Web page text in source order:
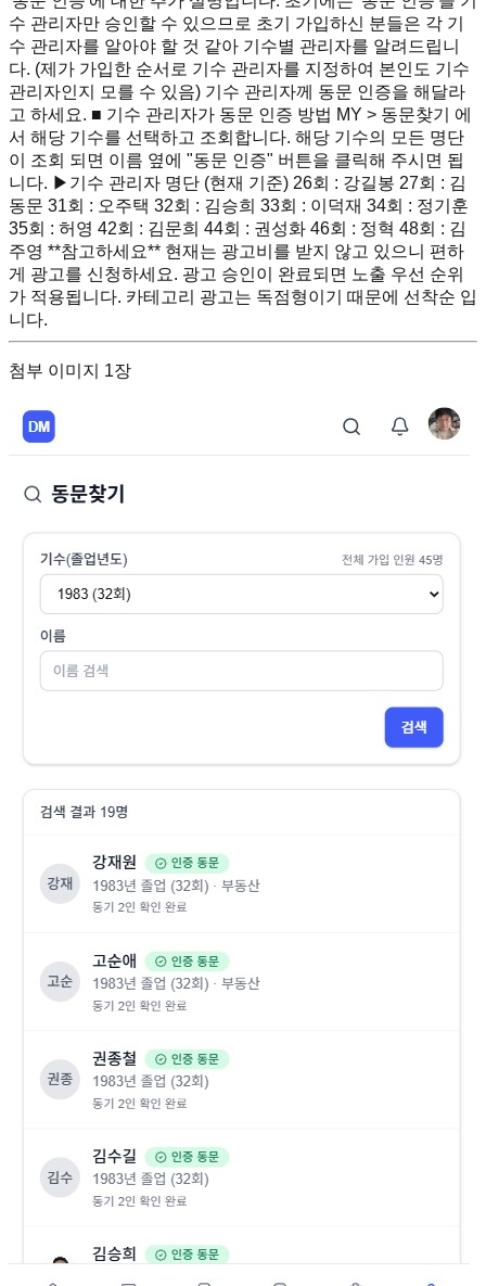
수 관리자만 승인할 수 있으므로 초기 가입하신 분들은 각 기
수 관리자를 알아야 할 것 같아 기수별 관리자를 알려드립니
다. (제가 가입한 순서로 기수 관리자를 지정하여 본인도 기수
관리자인지 모를 수 있음) 기수 관리자께 동문 인증을 해달라
고 하세요. ■ 기수 관리자가 동문 인증 방법 MY > 동문찾기 에
서 해당 기수를 선택하고 조회합니다. 해당 기수의 모든 명단
이 조회 되면 이름 옆에 "동문 인증" 버튼을 클릭해 주시면 됩
니다. ▶기수 관리자 명단 (현재 기준) 26회 : 강길봉 27회 : 김
동문 31회 : 오주택 32회 : 김승희 33회 : 이덕재 34회 : 정기훈
35회 : 허영 42회 : 김문희 44회 : 권성화 46회 : 정혁 48회 : 김
주영 **참고하세요** 현재는 광고비를 받지 않고 있으니 편하
게 광고를 신청하세요. 광고 승인이 완료되면 노출 우선 순위
가 적용됩니다. 카테고리 광고는 독점형이기 때문에 선착순 입
니다.
첨부 이미지 1장